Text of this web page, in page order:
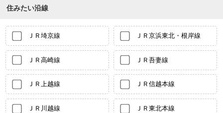
住みたい沿線
ＪＲ埼京線 ＪＲ京浜東北・根岸線
ＪＲ高崎線 ＪＲ吾妻線
ＪＲ上越線 ＪＲ信越本線
ＪＲ川越線 ＪＲ東北本線